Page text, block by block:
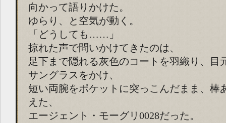
向かって語りかけた。
ゆらり、と空気が動く。
「どうしても……」
掠れた声で問いかけてきたのは、
足下まで隠れる灰色のコートを羽織り、目
サングラスをかけ、
短い両腕をポケットに突っこんだまま、棒
えた、
エージェント・モーグリ0028だった。